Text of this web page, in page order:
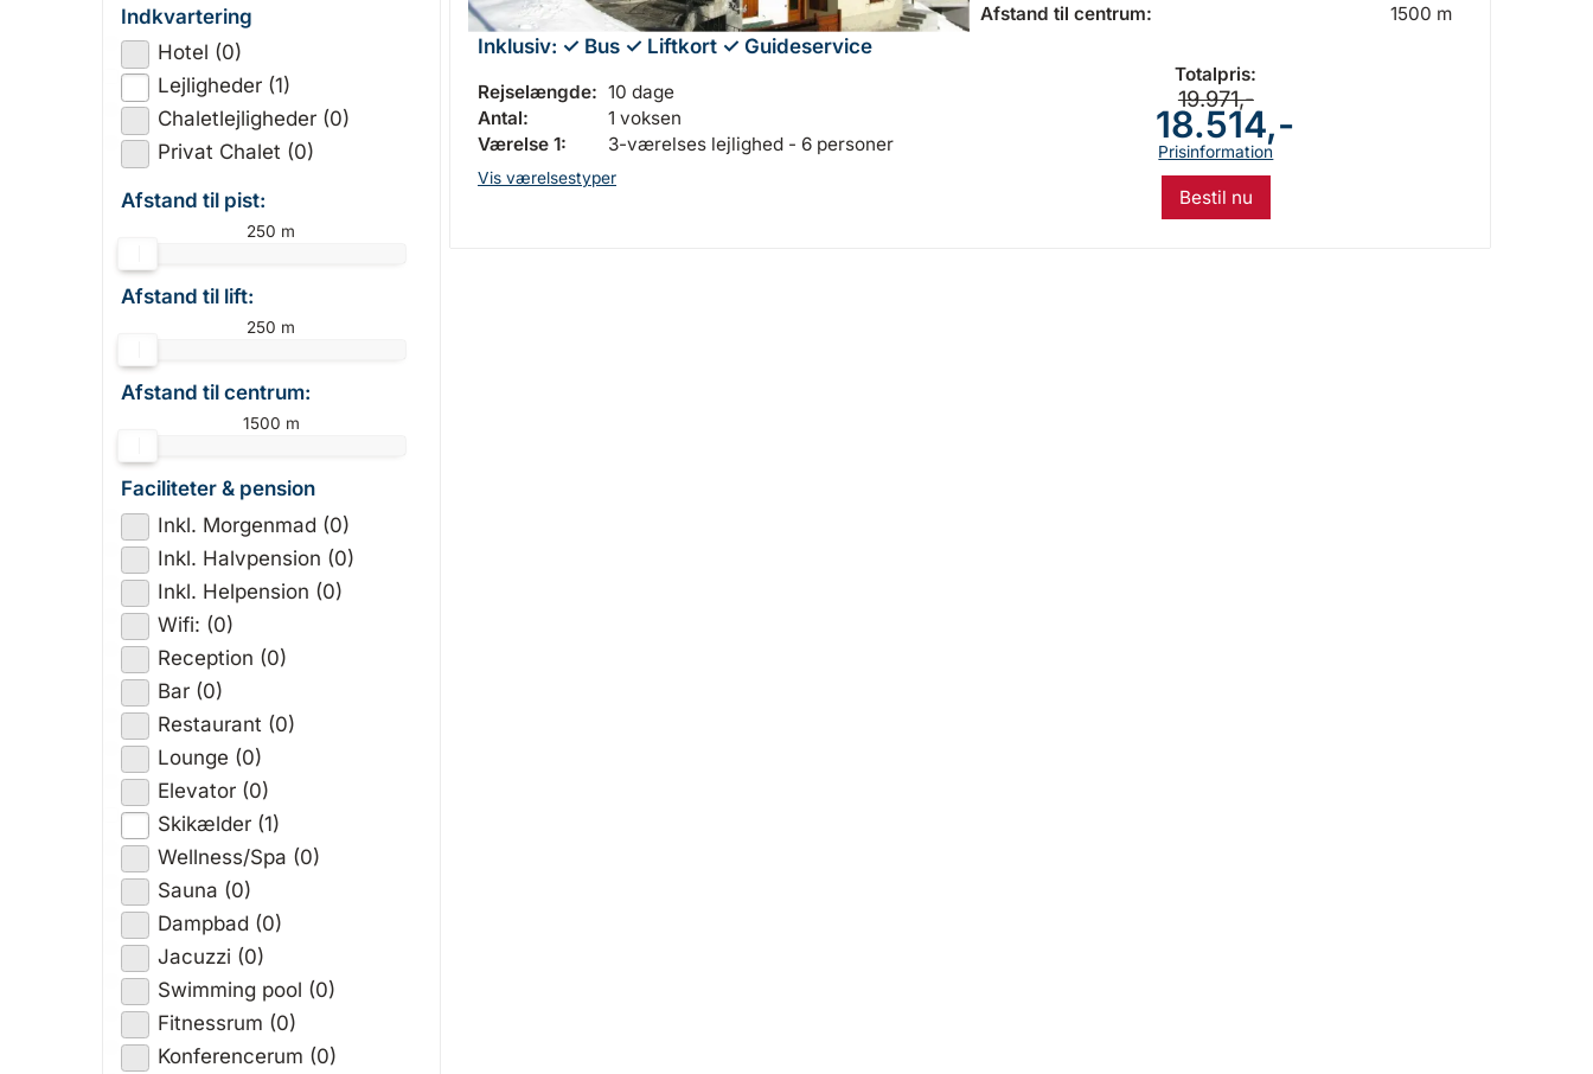
Indkvartering
Hotel (0)
Lejligheder (1)
Chaletlejligheder (0)
Privat Chalet (0)
Afstand til pist:
250 m
Afstand til lift:
250 m
Afstand til centrum:
1500 m
Faciliteter & pension
Inkl. Morgenmad (0)
Inkl. Halvpension (0)
Inkl. Helpension (0)
Wifi: (0)
Reception (0)
Bar (0)
Restaurant (0)
Lounge (0)
Elevator (0)
Skikælder (1)
Wellness/Spa (0)
Sauna (0)
Dampbad (0)
Jacuzzi (0)
Swimming pool (0)
Fitnessrum (0)
Konferencerum (0)
Afstand til centrum:
1500 m
Inklusiv: ✓ Bus ✓ Liftkort ✓ Guideservice
Rejselængde: 10 dage
Antal:
1 voksen
Værelse 1:
3-værelses lejlighed - 6 personer
Vis værelsestyper
Totalpris:
19.971,-
18.514,-
Prisinformation
Bestil nu